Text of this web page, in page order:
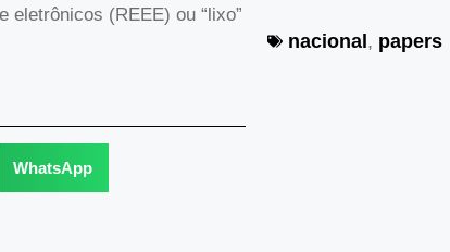
eletrônicos (REEE) ou “lixo”
WhatsApp
nacional , papers